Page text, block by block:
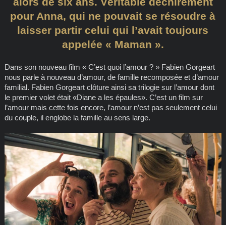
pour Anna, qui ne pouvait se résoudre à
laisser partir celui qui l’avait toujours
appelée « Maman ».
Dans son nouveau film « C’est quoi l’amour ? » Fabien Gorgeart
nous parle à nouveau d’amour, de famille recomposée et d’amour
familial. Fabien Gorgeart clôture ainsi sa trilogie sur l’amour dont
le premier volet était «Diane a les épaules». C’est un film sur
l’amour mais cette fois encore, l’amour n’est pas seulement celui
du couple, il englobe la famille au sens large.